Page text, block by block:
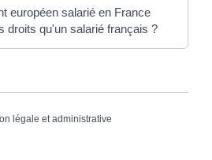
européen salarié en France
droits qu'un salarié français ?
légale et administrative